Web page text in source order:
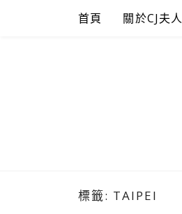
首頁 關於CJ夫人
標籤: TAIPEI